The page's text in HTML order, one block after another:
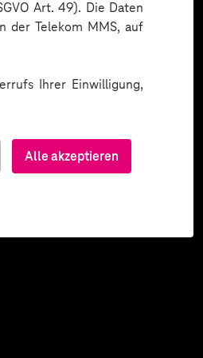
Art. 49). Die Daten
der Telekom MMS, auf
Ihrer Einwilligung,
Alle akzeptieren